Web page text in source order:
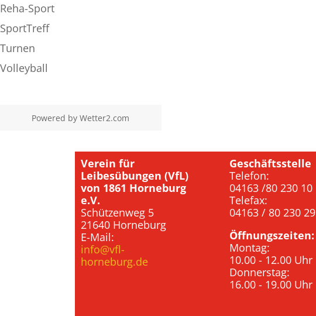
Reha-Sport
SportTreff
Turnen
Volleyball
Powered byWetter2.com
Verein für
Leibesübungen (VfL)
von 1861 Horneburg
e.V.
Schützenweg 5
21640 Horneburg
E-Mail:
info@vfl-
horneburg.de
Geschäftsstelle
Telefon:
04163 /80 230 10
Telefax:
04163 / 80 230 29
Öffnungszeiten:
Montag:
10.00 - 12.00 Uhr
Donnerstag:
16.00 - 19.00 Uhr